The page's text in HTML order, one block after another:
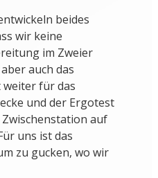
beides
wir keine
im Zweier
auch das
für das
und der Ergotest
auf
uns ist das
zu gucken, wo wir